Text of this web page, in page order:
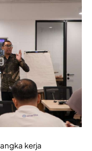
kerja